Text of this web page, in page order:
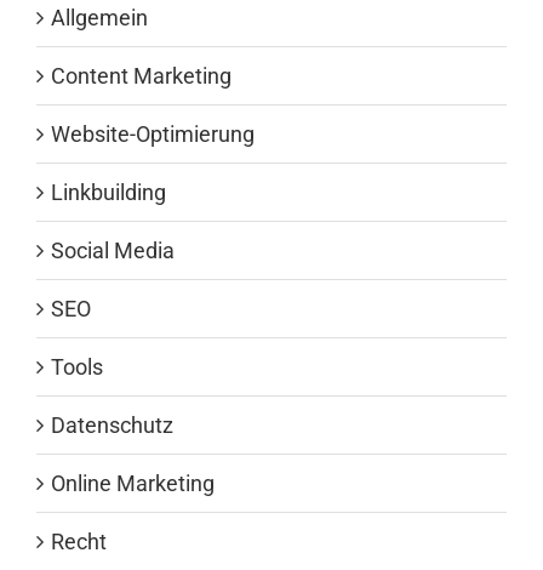
Allgemein
Content Marketing
Website-Optimierung
Linkbuilding
Social Media
SEO
Tools
Datenschutz
Online Marketing
Recht